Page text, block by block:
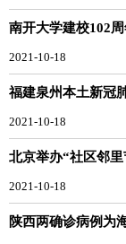
南开大学建校102
2021-10-18
福建泉州本土新冠
2021-10-18
北京举办“社区邻
2021-10-18
陕西两确诊病例为